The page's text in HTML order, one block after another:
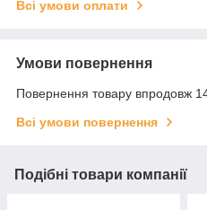
Всі умови оплати
Умови повернення
Повернення товару впродовж
Всі умови повернення
Подібні товари компанії